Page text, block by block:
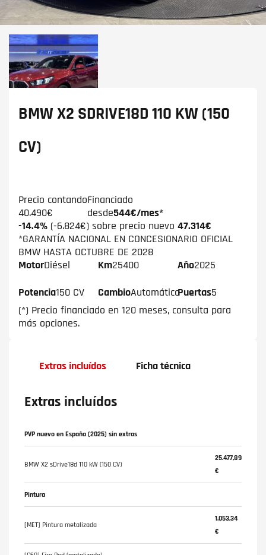
BMW X2 SDRIVE18D 110 KW (150
CV)
Precio contando
40.490€
Financiado
desde544€/mes*
-14.4% (-6.824€) sobre precio nuevo 47.314€
*GARANTÍA NACIONAL EN CONCESIONARIO OFICIAL
BMW HASTA OCTUBRE DE 2028
MotorDiésel Km25400 Año2025
Potencia150 CV CambioAutomáticoPuertas5
(*) Precio financiado en 120 meses, consulta para
más opciones.
Extras incluídos Ficha técnica
Extras incluídos
PVP nuevo en España (2025) sin extras
BMW X2 sDrive18d 110 kW (150 CV)
25.477,89
€
Pintura
[MET] Pintura metalizada
1.053,34
€